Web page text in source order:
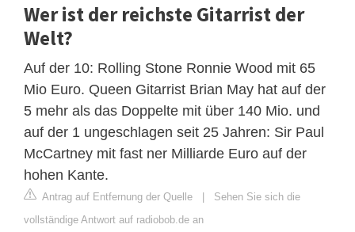
Wer ist der reichste Gitarrist der
Welt?
Auf der 10: Rolling Stone Ronnie Wood mit 65
Mio Euro. Queen Gitarrist Brian May hat auf der
5 mehr als das Doppelte mit über 140 Mio. und
auf der 1 ungeschlagen seit 25 Jahren: Sir Paul
McCartney mit fast ner Milliarde Euro auf der
hohen Kante.
Antrag auf Entfernung der Quelle | Sehen Sie sich die
vollständige Antwort auf radiobob.de an